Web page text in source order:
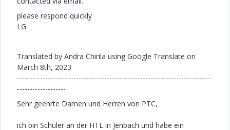
please respond quickly
LG
Translated by Andra Chirila using Google Translate on
March 8th, 2023
----------------------------------------------------------------------------
-------------------
Sehr geehrte Damen und Herren von PTC,
ich bin Schüler an der HTL in Jenbach und habe ein